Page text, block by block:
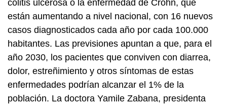
colitis ulcerosa o la enfermedad de Crohn, que
están aumentando a nivel nacional, con 16 nuevos
casos diagnosticados cada año por cada 100.000
habitantes. Las previsiones apuntan a que, para el
año 2030, los pacientes que conviven con diarrea,
dolor, estreñimiento y otros síntomas de estas
enfermedades podrían alcanzar el 1% de la
población. La doctora Yamile Zabana, presidenta